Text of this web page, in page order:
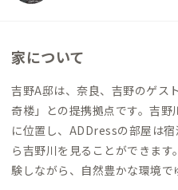
家について
吉野A邸は、奈良、吉野のゲス
奇楼」との提携拠点です。吉
に位置し、ADDressの部屋は
ら吉野川を見ることができま
験しながら、自然豊かな環境